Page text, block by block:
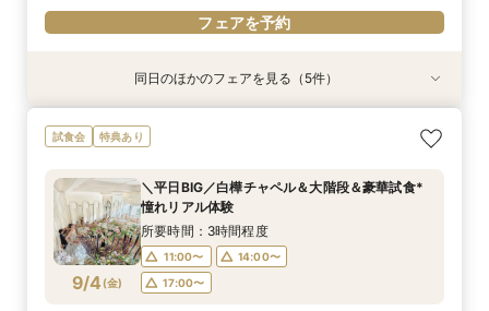
フェアを予約
特典あり
9/3(木)
【貸切で叶うペット婚】全館一緒OK★ペット
ウェディング相談会
11:00〜
17:00〜
フェアを予約
特典あり
9/3(木)
《徹底比較*2件目以降の方へ》見積り相談×憧れ
の邸宅貸切体験
11:00〜
17:00〜
フェアを予約
特典あり
9/3(木)
【少人数W】挙式＆会食プラン♪白樺の森チャペ
ル×厳選牛試食
11:00〜
17:00〜
フェアを予約
特典あり
9/3(木)
＼初見学に◎／心躍る花嫁の第一歩♪見積もり相
談＆豪華試食
11:00〜
17:00〜
フェアを予約
9/3(木)
【オンライン開催】遠方在住でも安心◆バーチャ
ル見学＆相談会
12:00〜
17:00〜
フェアを予約
同日のほかのフェアを見る（5件）
試食会 特典あり
9/4 (金)
＼平日BIG／白樺チャペル＆大階段＆豪華試食*
憧れリアル体験
所要時間：3時間程度
11:00〜
14:00〜
17:00〜